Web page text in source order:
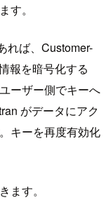
す。
れば、Customer-
報を暗号化する
ーザー側でキーへ
がデータにアク
キーを再度有効化
ます。